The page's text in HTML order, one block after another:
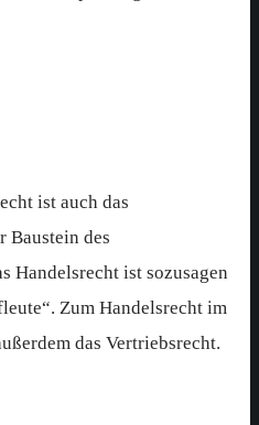
ist auch das
Baustein des
Handelsrecht ist sozusagen
Zum Handelsrecht im
das Vertriebsrecht.